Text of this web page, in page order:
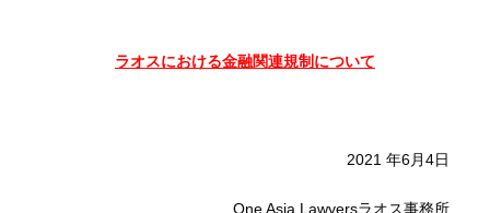
ラオスにおける金融関連規制について
2021 年6月4日
One Asia Lawyersラオス事務所